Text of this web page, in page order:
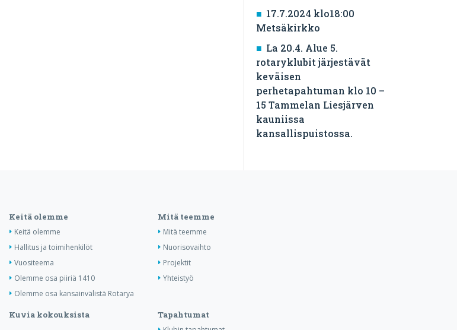
17.7.2024 klo18:00
Metsäkirkko
La 20.4. Alue 5.
rotaryklubit järjestävät
keväisen
perhetapahtuman klo 10 –
15 Tammelan Liesjärven
kauniissa
kansallispuistossa.
Keitä olemme
Keitä olemme
Hallitus ja toimihenkilöt
Vuositeema
Olemme osa piiriä 1410
Olemme osa kansainvälistä Rotarya
Mitä teemme
Mitä teemme
Nuorisovaihto
Projektit
Yhteistyö
Kuvia kokouksista Tapahtumat